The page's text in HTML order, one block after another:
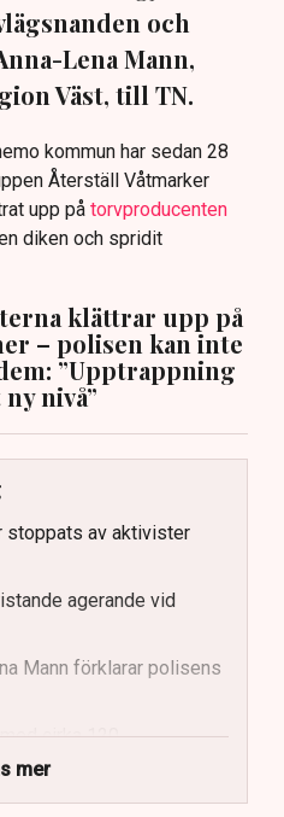
och
Lena Mann,
Väst, till TN.
kommun har sedan 28
Återställ Våtmarker
upp på torvproducenten
diken och spridit
klättrar upp på
– polisen kan inte
”Upptrappning
nivå”
stoppats av aktivister
agerande vid
Mann förklarar polisens
cirka 120
och uniformerad polis
mer